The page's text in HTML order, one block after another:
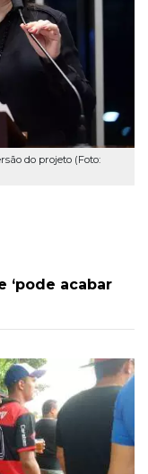
do projeto (Foto:
‘pode acabar